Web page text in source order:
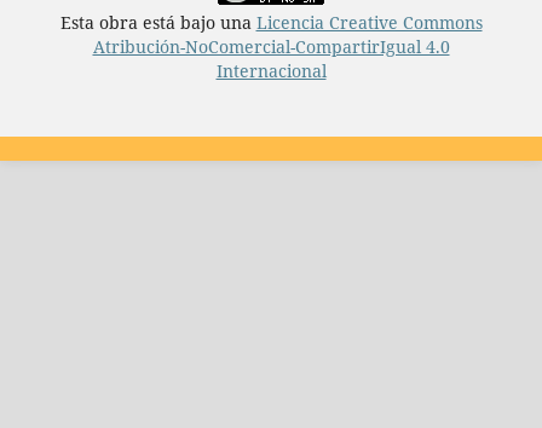
Esta obra está bajo una Licencia Creative Commons
Atribución-NoComercial-CompartirIgual 4.0
Internacional